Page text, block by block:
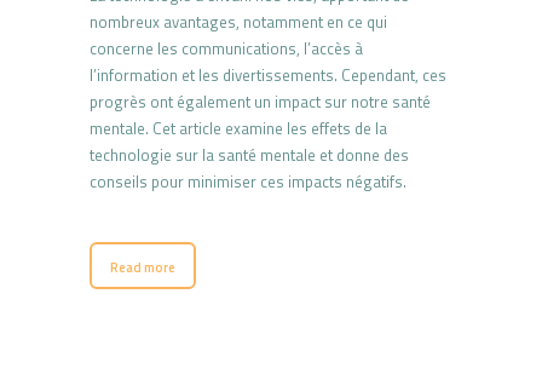
nombreux avantages, notamment en ce qui
concerne les communications, l’accès à
l’information et les divertissements. Cependant, ces
progrès ont également un impact sur notre santé
mentale. Cet article examine les effets de la
technologie sur la santé mentale et donne des
conseils pour minimiser ces impacts négatifs.
Read more